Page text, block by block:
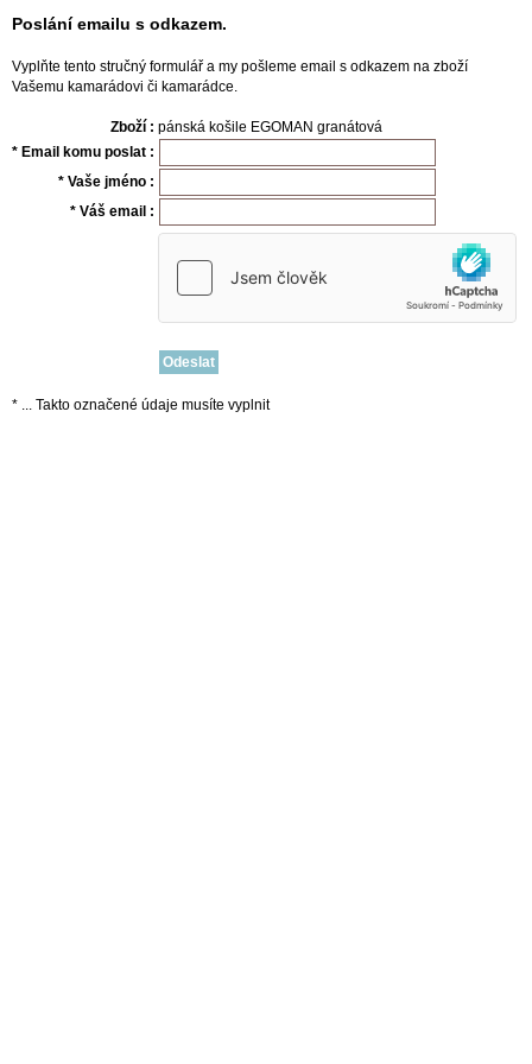
Poslání emailu s odkazem.
Vyplňte tento stručný formulář a my pošleme email s odkazem na zboží
Vašemu kamarádovi či kamarádce.
Zboží : pánská košile EGOMAN granátová
* Email komu poslat :
* Vaše jméno :
* Váš email :
* ... Takto označené údaje musíte vyplnit